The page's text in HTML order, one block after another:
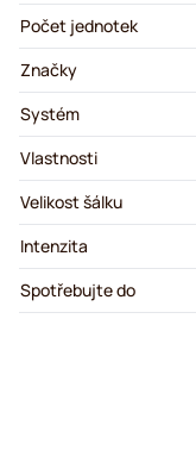
Počet jednotek
Značky
Systém
Vlastnosti
Velikost šálku
Intenzita
Spotřebujte do